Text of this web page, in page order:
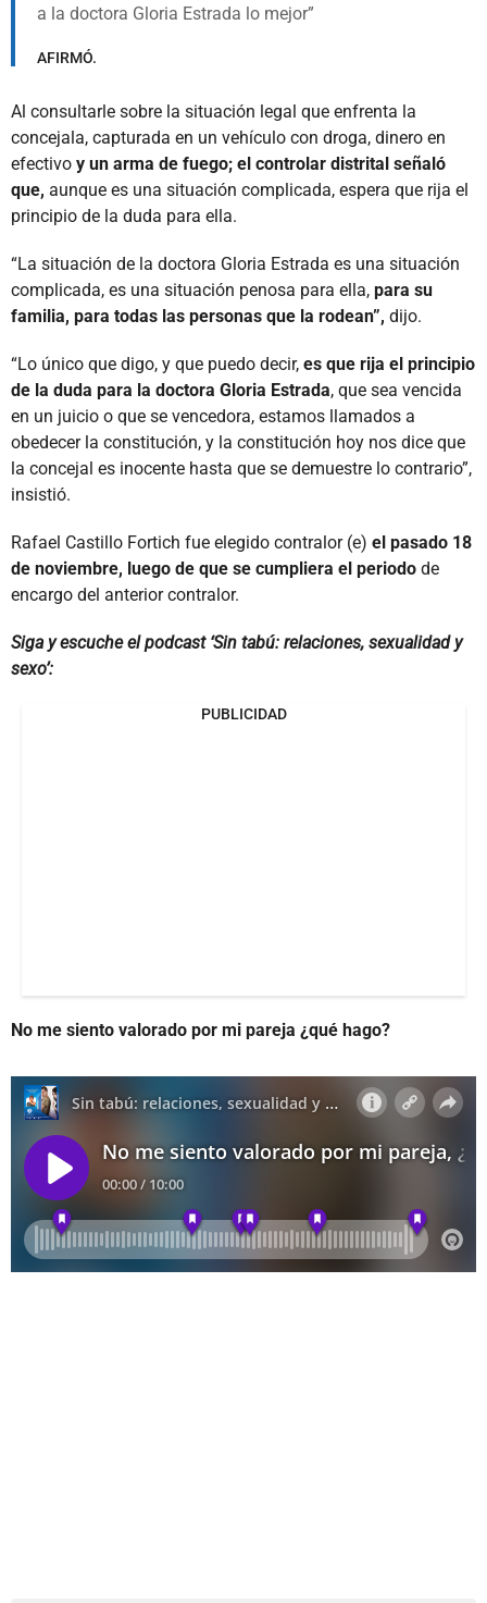
a la doctora Gloria Estrada lo mejor
AFIRMÓ.
Al consultarle sobre la situación legal que enfrenta la
concejala, capturada en un vehículo con droga, dinero en
efectivo y un arma de fuego; el controlar distrital señaló
que, aunque es una situación complicada, espera que rija el
principio de la duda para ella.
“La situación de la doctora Gloria Estrada es una situación
complicada, es una situación penosa para ella, para su
familia, para todas las personas que la rodean”, dijo.
“Lo único que digo, y que puedo decir, es que rija el principio
de la duda para la doctora Gloria Estrada, que sea vencida
en un juicio o que se vencedora, estamos llamados a
obedecer la constitución, y la constitución hoy nos dice que
la concejal es inocente hasta que se demuestre lo contrario”,
insistió.
Rafael Castillo Fortich fue elegido contralor (e) el pasado 18
de noviembre, luego de que se cumpliera el periodo de
encargo del anterior contralor.
Siga y escuche el podcast ‘Sin tabú: relaciones, sexualidad y
sexo’:
PUBLICIDAD
No me siento valorado por mi pareja ¿qué hago?